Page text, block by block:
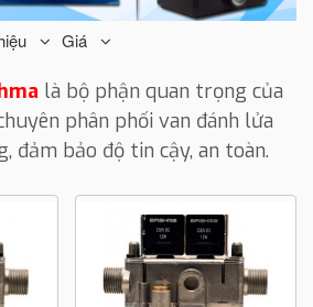
Giá
là bộ phận quan trọng của
phân phối van đánh lửa
đảm bảo độ tin cậy, an toàn.